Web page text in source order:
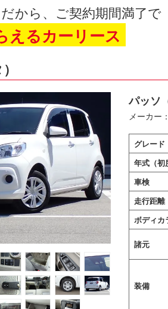
月々50,001円以上のクルマを見る
新車一覧から選ぶ
残価設定プラン
電気自動車（EV）
福祉車両
ミニカー
から、ご契約期間満了で
えるカーリース
パッソ
メーカー
グレード
年式（初
車検
走行距離
ボディカ
諸元
装備